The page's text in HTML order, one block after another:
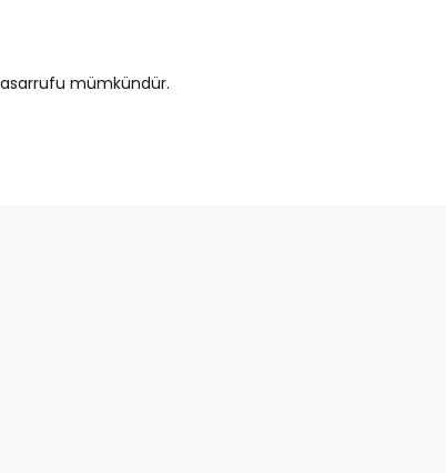
mümkündür.